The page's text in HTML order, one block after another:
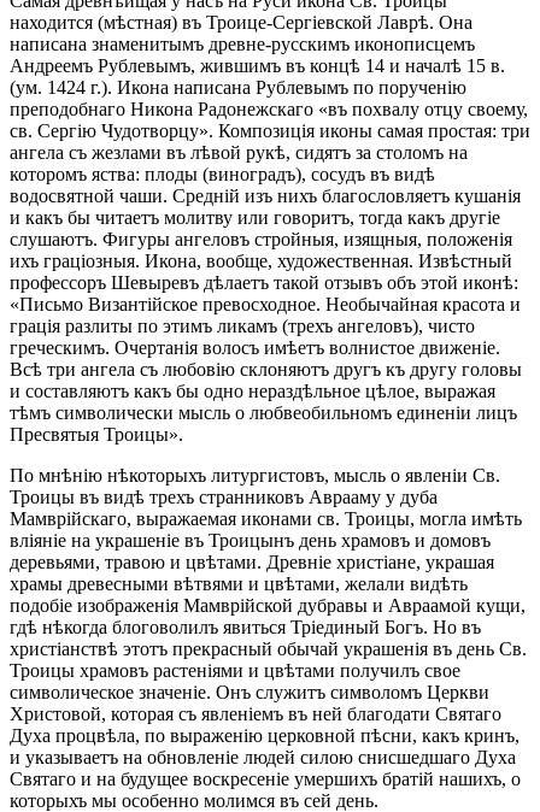
находится (мѣстная) въ Троице-Сергіевской Лаврѣ. Она
написана знаменитымъ древне-русскимъ иконописцемъ
Андреемъ Рублевымъ, жившимъ въ концѣ 14 и началѣ 15 в.
(ум. 1424 г.). Икона написана Рублевымъ по порученію
преподобнаго Никона Радонежскаго «въ похвалу отцу своему,
св. Сергію Чудотворцу». Композиція иконы самая простая: три
ангела съ жезлами въ лѣвой рукѣ, сидятъ за столомъ на
которомъ яства: плоды (виноградъ), сосудъ въ видѣ
водосвятной чаши. Средній изъ нихъ благословляетъ кушанія
и какъ бы читаетъ молитву или говоритъ, тогда какъ другiе
слушаютъ. Фигуры ангеловъ стройныя, изящныя, положенія
ихъ граціозныя. Икона, вообще, художественная. Извѣстный
профессоръ Шевыревъ дѣлаетъ такой отзывъ объ этой иконѣ:
«Письмо Византійское превосходное. Необычайная красота и
грація разлиты по этимъ ликамъ (трехъ ангеловъ), чисто
греческимъ. Очертанія волосъ имѣетъ волнистое движеніе.
Всѣ три ангела съ любовію склоняютъ другъ къ другу головы
и составляютъ какъ бы одно нераздѣльное цѣлое, выражая
тѣмъ символически мысль о любвеобильномъ единеніи лицъ
Пресвятыя Троицы».
По мнѣнію нѣкоторыхъ литургистовъ, мысль о явленіи Св.
Троицы въ видѣ трехъ странниковъ Аврааму у дуба
Мамврійскаго, выражаемая иконами св. Троицы, могла имѣть
вліяніе на украшеніе въ Троицынъ день храмовъ и домовъ
деревьями, травою и цвѣтами. Древніе христіане, украшая
храмы древесными вѣтвями и цвѣтами, желали видѣть
подобіе изображенія Мамврійской дубравы и Авраамой кущи,
гдѣ нѣкогда блоговолилъ явиться Тріединый Богъ. Но въ
христіанствѣ этотъ прекрасный обычай украшенія въ день Св.
Троицы храмовъ растеніями и цвѣтами получилъ свое
символическое значеніе. Онъ служитъ символомъ Церкви
Христовой, которая съ явленіемъ въ ней благодати Святаго
Духа процвѣла, по выраженію церковной пѣсни, какъ кринъ,
и указываетъ на обновленіе людей силою снисшедшаго Духа
Святаго и на будущее воскресеніе умершихъ братій нашихъ, о
которыхъ мы особенно молимся въ сей день.